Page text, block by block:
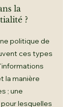
la
?
politique de
ces types
la manière
; une
lesquelles